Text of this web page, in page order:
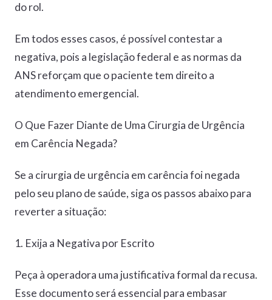
do rol.
Em todos esses casos, é possível contestar a
negativa, pois a legislação federal e as normas da
ANS reforçam que o paciente tem direito a
atendimento emergencial.
O Que Fazer Diante de Uma Cirurgia de Urgência
em Carência Negada?
Se a cirurgia de urgência em carência foi negada
pelo seu plano de saúde, siga os passos abaixo para
reverter a situação:
1. Exija a Negativa por Escrito
Peça à operadora uma justificativa formal da recusa.
Esse documento será essencial para embasar